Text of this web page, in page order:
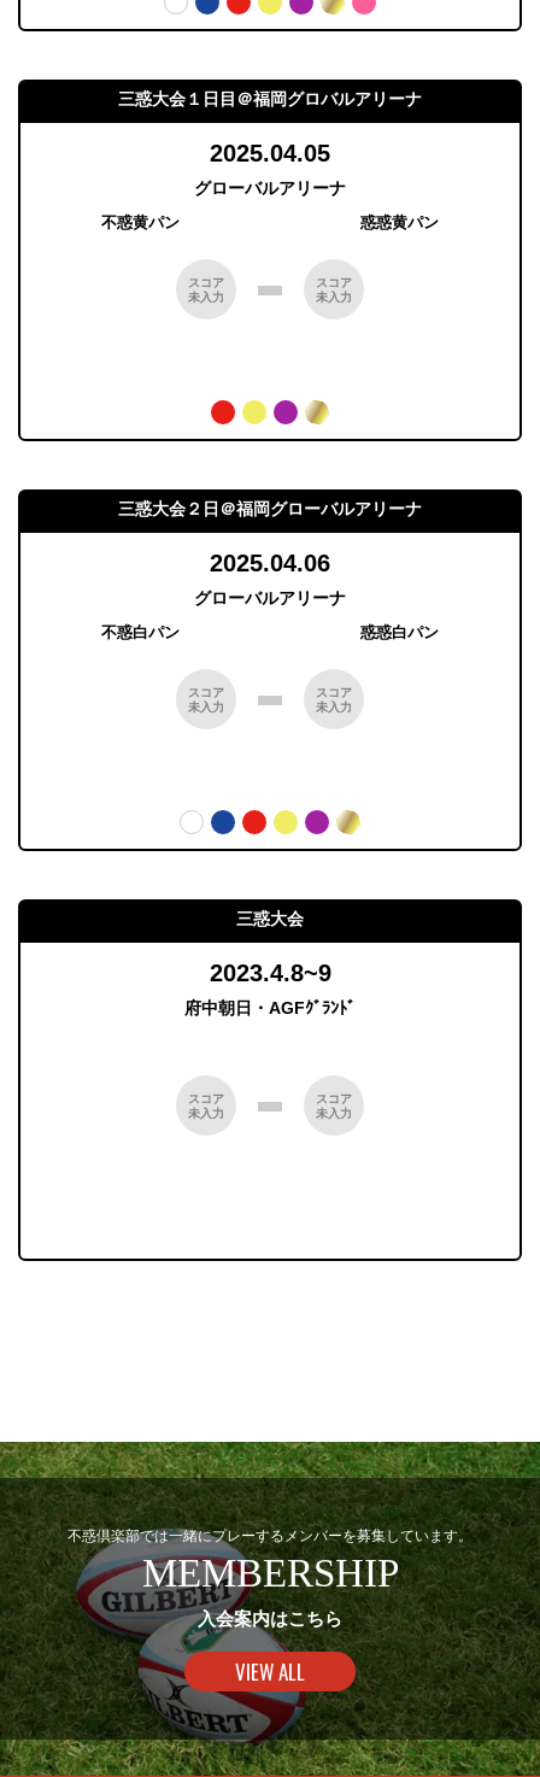
三惑大会１日目＠福岡グロバルアリーナ
2025.04.05
グローバルアリーナ
不惑黄パン
スコア
未入力
惑惑黄パン
スコア
未入力
三惑大会２日＠福岡グローバルアリーナ
2025.04.06
グローバルアリーナ
不惑白パン
スコア
未入力
惑惑白パン
スコア
未入力
三惑大会
2023.4.8~9
府中朝日・AGFｸﾞﾗﾝﾄﾞ
スコア
未入力
スコア
未入力
不惑倶楽部では一緒にプレーするメンバーを募集しています。
MEMBERSHIP
入会案内はこちら
VIEW ALL